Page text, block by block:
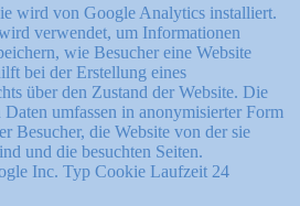
wird von Google Analytics installiert.
verwendet, um Informationen
wie Besucher eine Website
bei der Erstellung eines
über den Zustand der Website. Die
Daten umfassen in anonymisierter Form
Besucher, die Website von der sie
und die besuchten Seiten.
Inc. Typ Cookie Laufzeit 24